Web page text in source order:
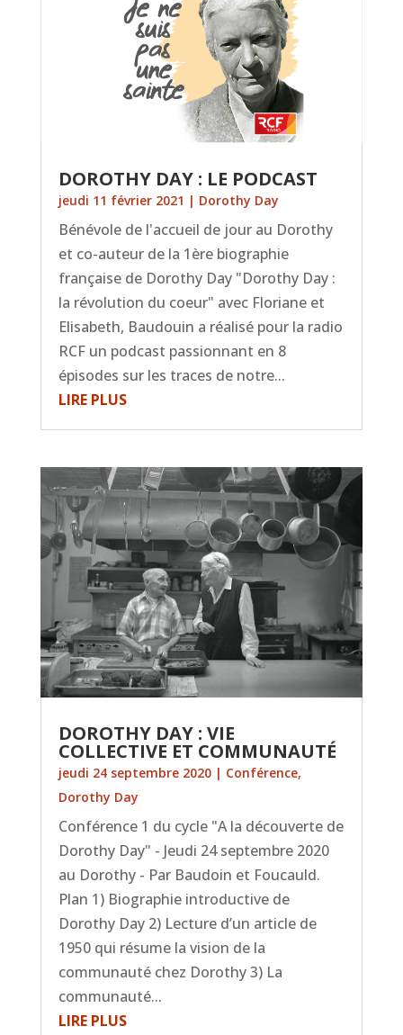
DOROTHY DAY : LE PODCAST
jeudi 11 février 2021 | Dorothy Day
Bénévole de l'accueil de jour au Dorothy
et co-auteur de la 1ère biographie
française de Dorothy Day "Dorothy Day :
la révolution du coeur" avec Floriane et
Elisabeth, Baudouin a réalisé pour la radio
RCF un podcast passionnant en 8
épisodes sur les traces de notre...
LIRE PLUS
DOROTHY DAY : VIE
COLLECTIVE ET COMMUNAUTÉ
jeudi 24 septembre 2020| Conférence,
Dorothy Day
Conférence 1 du cycle "A la découverte de
Dorothy Day" - Jeudi 24 septembre 2020
au Dorothy - Par Baudoin et Foucauld.
Plan 1) Biographie introductive de
Dorothy Day 2) Lecture d’un article de
1950 qui résume la vision de la
communauté chez Dorothy 3) La
communauté...
LIRE PLUS